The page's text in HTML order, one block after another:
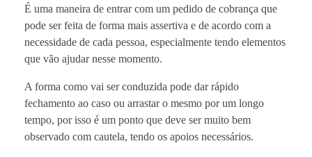
É uma maneira de entrar com um pedido de cobrança que
pode ser feita de forma mais assertiva e de acordo com a
necessidade de cada pessoa, especialmente tendo elementos
que vão ajudar nesse momento.
A forma como vai ser conduzida pode dar rápido
fechamento ao caso ou arrastar o mesmo por um longo
tempo, por isso é um ponto que deve ser muito bem
observado com cautela, tendo os apoios necessários.